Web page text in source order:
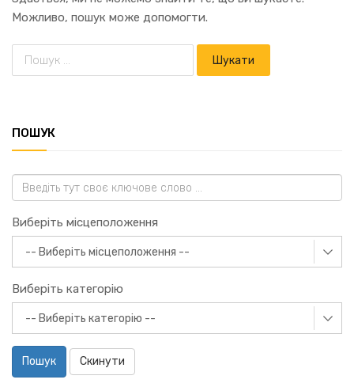
Можливо, пошук може допомогти.
ПОШУК
Виберіть місцеположення
Виберіть категорію
Пошук Скинути